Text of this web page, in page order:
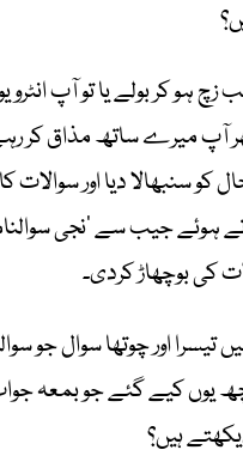
ہو کر بولے یا تو آپ
آپ میرے ساتھ مذاق کر
کو سنبھالا دیا اور سوالات
ہوئے جیب سے ’نجی
کی بوچھاڑ کردی۔
تیسرا اور چوتھا سوال جو
یوں کیے گئے جو بمعہ
ہیں؟